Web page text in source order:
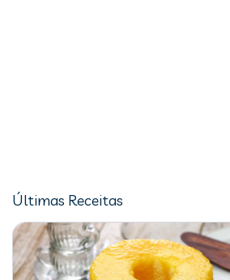
Últimas Receitas